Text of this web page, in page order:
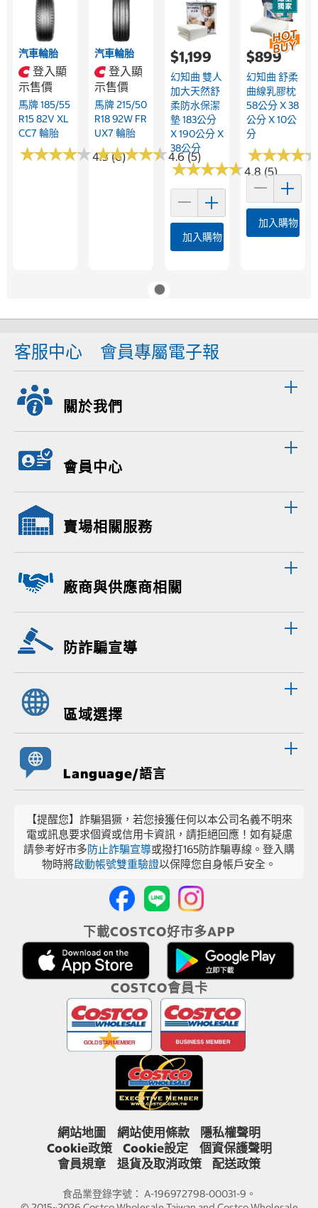
汽車輪胎
登入顯
示售價
馬牌 185/55
R15 82V XL
CC7 輪胎
★★★★★
★★★★★4.3 (6)
汽車輪胎
登入顯
示售價
馬牌 215/50
R18 92W FR
UX7 輪胎
★★★★★
★★★★★4.6 (5)
$1,199
幻知曲 雙人
加大天然舒
柔防水保潔
墊 183公分
X 190公分 X
38公分
★★★★★
★★★★★4.8 (5)
加入購物車
$899
幻知曲 舒柔
曲線乳膠枕
58公分 X 38
公分 X 10公
分
★★★★
★★★★
加入購物車
客服中心 會員專屬電子報
關於我們
會員中心
賣場相關服務
廠商與供應商相關
防詐騙宣導
區域選擇
Language/語言
【提醒您】詐騙猖獗，若您接獲任何以本公司名義不明來
電或訊息要求個資或信用卡資訊，請拒絕回應！如有疑慮
請參考好市多防止詐騙宣導或撥打165防詐騙專線。登入購
物時將啟動帳號雙重驗證以保障您自身帳戶安全。
下載COSTCO好市多APP
COSTCO會員卡
網站地圖 網站使用條款
隱私權聲明
Cookie政策
Cookie設定
個資保護聲明
會員規章
退貨及取消政策 配送政策
食品業登錄字號： A-196972798-00031-9。